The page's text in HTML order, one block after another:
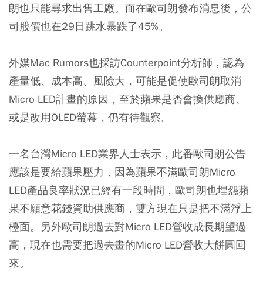
朗也只能尋求出售工廠。而在歐司朗發布消息後，公
司股價也在29日跳水暴跌了45%。
外媒Mac Rumors也採訪Counterpoint分析師，認為
產量低、成本高、風險大，可能是促使歐司朗取消
Micro LED計畫的原因，至於蘋果是否會換供應商、
或是改用OLED螢幕，仍有待觀察。
一名台灣Micro LED業界人士表示，此番歐司朗公告
應該是要給蘋果壓力，因為蘋果不滿歐司朗Micro
LED產品良率狀況已經有一段時間，歐司朗也埋怨蘋
果不願意花錢資助供應商，雙方現在只是把不滿浮上
檯面。另外歐司朗過去對Micro LED營收成長期望過
高，現在也需要把過去畫的Micro LED營收大餅圓回
來。